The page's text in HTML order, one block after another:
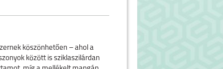
köszönhetően – ahol a
között is sziklaszilárdan